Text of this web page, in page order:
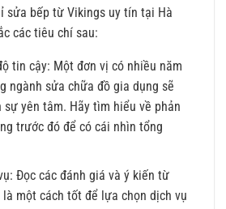
sửa bếp từ Vikings uy tín tại Hà
các tiêu chí sau:
tin cậy: Một đơn vị có nhiều năm
ngành sửa chữa đồ gia dụng sẽ
sự yên tâm. Hãy tìm hiểu về phản
trước đó để có cái nhìn tổng
Đọc các đánh giá và ý kiến từ
là một cách tốt để lựa chọn dịch vụ